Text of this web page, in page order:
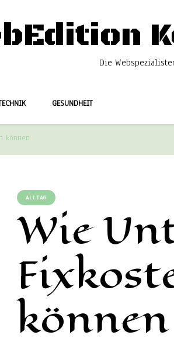
Die
GESUNDHEIT
können
ALLTAG
Wie
können